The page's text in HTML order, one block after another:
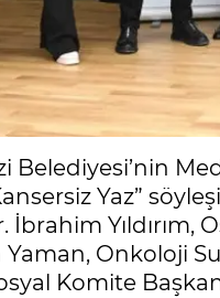
Belediyesi’nin
Yaz”
İbrahim
Yaman, Onkoloji
Komite